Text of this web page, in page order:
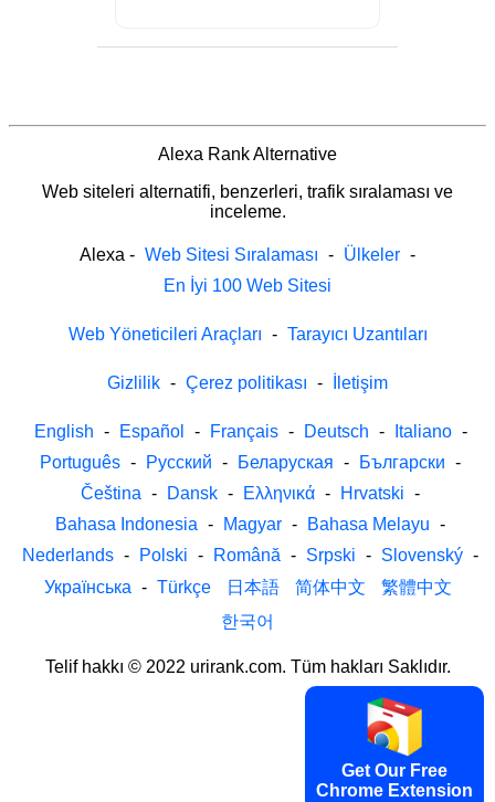
Alexa Rank Alternative
Web siteleri alternatifi, benzerleri, trafik sıralaması ve
inceleme.
Alexa - Web Sitesi Sıralaması - Ülkeler -
En İyi 100 Web Sitesi
Web Yöneticileri Araçları - Tarayıcı Uzantıları
Gizlilik - Çerez politikası - İletişim
English - Español - Français - Deutsch - Italiano -
Português - Русский - Беларуская - Български -
Čeština - Dansk - Ελληνικά - Hrvatski -
Bahasa Indonesia - Magyar - Bahasa Melayu -
Nederlands - Polski - Română - Srpski - Slovenský -
Українська - Türkçe 日本語 简体中文
繁體中文
한국어
Telif hakkı © 2022 urirank.com. Tüm hakları Saklıdır.
Get Our Free
Chrome Extension